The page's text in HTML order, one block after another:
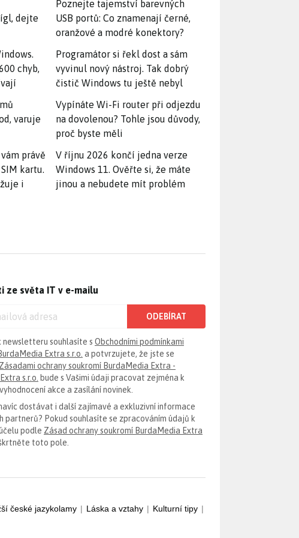
dejte
chyb,
varuje
právě
kartu.
i
Poznejte tajemství barevných
USB portů: Co znamenají černé,
oranžové a modré konektory?
Programátor si řekl dost a sám
vyvinul nový nástroj. Tak dobrý
čistič Windows tu ještě nebyl
Vypínáte Wi-Fi router při odjezdu
na dovolenou? Tohle jsou důvody,
proč byste měli
V říjnu 2026 končí jedna verze
Windows 11. Ověřte si, že máte
jinou a nebudete mít problém
ze světa IT v e-mailu
ODEBÍRAT
newsletteru souhlasíte s Obchodními podmínkami
Extra s.r.o. a potvrzujete, že jste se
Zásadami ochrany soukromí BurdaMedia Extra -
s.r.o. bude s Vašimi údaji pracovat zejména k
akce a zasílání novinek.
dostávat i další zajímavé a exkluzivní informace
partnerů? Pokud souhlasíte se zpracováním údajů k
podle Zásad ochrany soukromí BurdaMedia Extra
toto pole.
české jazykolamy | Láska a vztahy | Kulturní tipy |